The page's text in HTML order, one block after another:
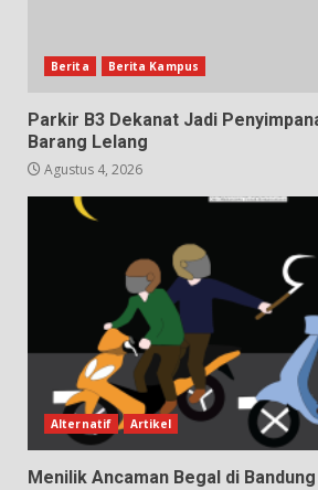
Berita Berita Kampus
Parkir B3 Dekanat Jadi
Barang Lelang
Agustus 4, 2026
Alternatif Artikel
Menilik Ancaman Begal di Bandung